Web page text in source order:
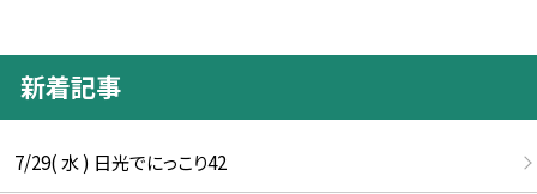
新着記事
7/29( 水 ) 日光でにっこり42